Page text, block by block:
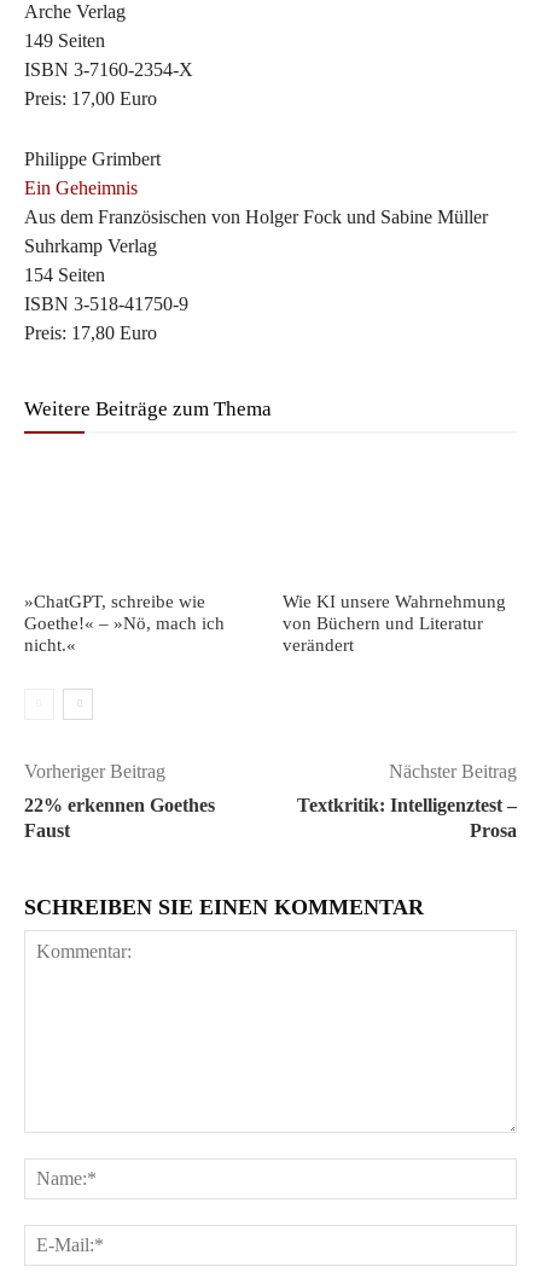
Arche Verlag
149 Seiten
ISBN 3-7160-2354-X
Preis: 17,00 Euro
Philippe Grimbert
Ein Geheimnis
Aus dem Französischen von Holger Fock und Sabine Müller
Suhrkamp Verlag
154 Seiten
ISBN 3-518-41750-9
Preis: 17,80 Euro
Weitere Beiträge zum Thema
»ChatGPT, schreibe wie
Goethe!« – »Nö, mach ich
nicht.«
Wie KI unsere Wahrnehmung
von Büchern und Literatur
verändert
Vorheriger Beitrag
22% erkennen Goethes
Faust
Nächster Beitrag
Textkritik: Intelligenztest –
Prosa
SCHREIBEN SIE EINEN KOMMENTAR